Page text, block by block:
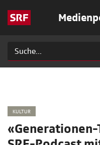
KULTUR
«Generationen-